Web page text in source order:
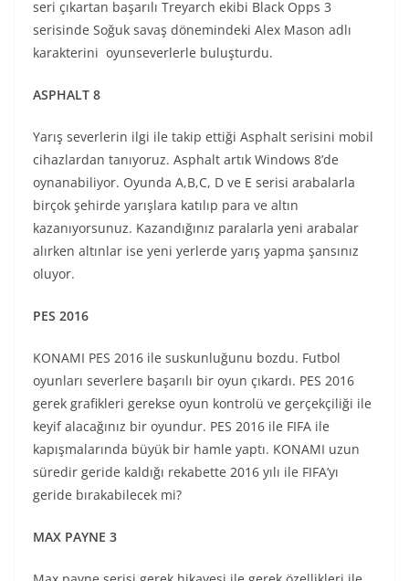
seri çıkartan başarılı Treyarch ekibi Black Opps 3
serisinde Soğuk savaş dönemindeki Alex Mason adlı
karakterini oyunseverlerle buluşturdu.
ASPHALT 8
Yarış severlerin ilgi ile takip ettiği Asphalt serisini mobil
cihazlardan tanıyoruz. Asphalt artık Windows 8’de
oynanabiliyor. Oyunda A,B,C, D ve E serisi arabalarla
birçok şehirde yarışlara katılıp para ve altın
kazanıyorsunuz. Kazandığınız paralarla yeni arabalar
alırken altınlar ise yeni yerlerde yarış yapma şansınız
oluyor.
PES 2016
KONAMI PES 2016 ile suskunluğunu bozdu. Futbol
oyunları severlere başarılı bir oyun çıkardı. PES 2016
gerek grafikleri gerekse oyun kontrolü ve gerçekçiliği ile
keyif alacağınız bir oyundur. PES 2016 ile FIFA ile
kapışmalarında büyük bir hamle yaptı. KONAMI uzun
süredir geride kaldığı rekabette 2016 yılı ile FIFA’yı
geride bırakabilecek mi?
MAX PAYNE 3